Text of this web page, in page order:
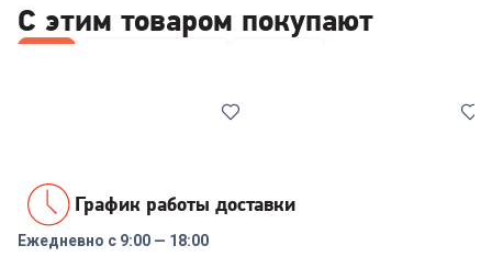
С этим товаром покупают
График работы доставки
Ежедневно с 9:00 — 18:00